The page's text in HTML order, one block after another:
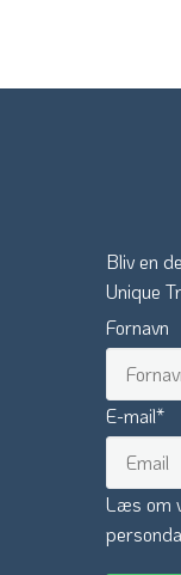
Bliv en
Unique
Fornavn
E-mail*
Læs om